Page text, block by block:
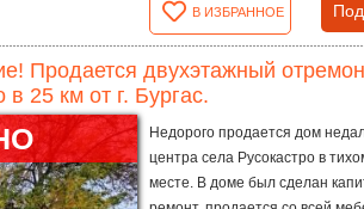
В ИЗБРАННОЕ
Продается двухэтажный
25 км от г. Бургас.
Недорого продается дом
центра села Русокастро в
месте. В доме был сделан